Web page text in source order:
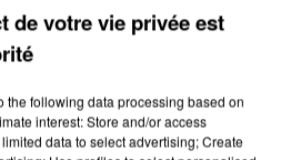
de votre vie privée est
the following data processing based on
interest: Store and/or access
data to select advertising; Create